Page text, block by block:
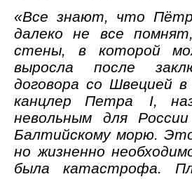
«Все знают, что Пётр
далеко не все
стены, в которой
выросла после
договора со Швецией
канцлер Петра I,
невольным для
Балтийскому морю.
но жизненно
была катастрофа.